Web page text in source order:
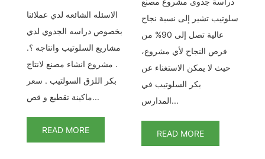
الاسئله الشائعه لدي عملائنا
بخصوص دراسه الجدوي لدي
مشاريع السلوتيب وانتاجه ؟.
. مشروع انشاء مصنع لانتاج
بكر اللزق السولتيب . سعر
ماكينة تقطيع و قص...
READ MORE
سلوتيب تشير إلى نسبة نجاح
عالية تصل إلى 90% من
فرص النجاح لأي مشروع،
حيث لا يمكن الاستغناء عن
بكر السلوتيب في
المدارس...
READ MORE